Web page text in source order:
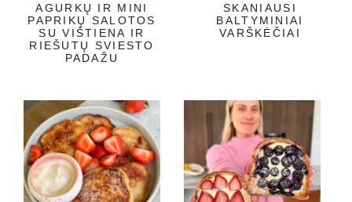
AGURKŲ IR MINI
PAPRIKŲ SALOTOS
SU VIŠTIENA IR
RIEŠUTŲ SVIESTO
PADAŽU
SKANIAUSI
BALTYMINIAI
VARŠKĖČIAI